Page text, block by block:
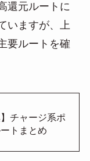
還元ルートに
いますが、上
要ルートを確
チャージ系ポ
トまとめ